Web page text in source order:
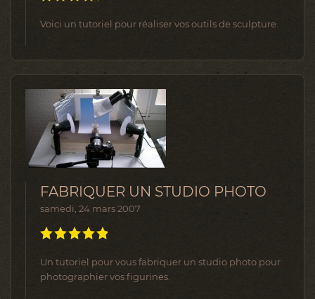
Voici un tutoriel pour réaliser vos outils de sculpture.
FABRIQUER UN STUDIO PHOTO
samedi, 24 mars 2007
Un tutoriel pour vous fabriquer un studio photo pour
photographier vos figurines.